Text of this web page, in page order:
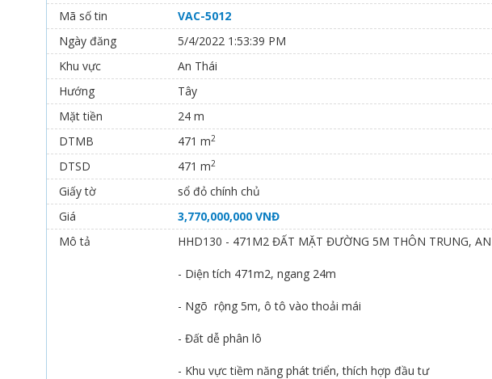
Mã số tin
VAC-5012
Ngày đăng
5/4/2022 1:53:39 PM
Khu vực
An Thái
Hướng
Tây
Mặt tiền
24 m
DTMB
471 m2
DTSD 471 m2
Giấy tờ
sổ đỏ chính chủ
Giá
3,770,000,000 VNĐ
Mô tả
HHD130 - 471M2 ĐẤT MẶT ĐƯỜNG 5M THÔN TRUNG,
- Diện tích 471m2, ngang 24m
- Ngõ rộng 5m, ô tô vào thoải mái
- Đất dễ phân lô
- Khu vực tiềm năng phát triển, thích hợp đầu tư